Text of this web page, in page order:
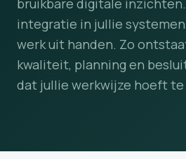
bruikbare digitale
integratie in jullie
werk uit handen. Zo
kwaliteit, planning en
dat jullie werkwijze hoeft te